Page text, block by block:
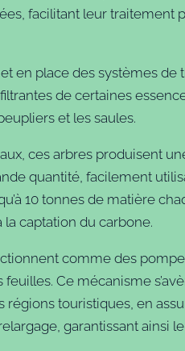
facilitant leur traitement
en place des systèmes de
de certaines
et les saules.
ces arbres produisent
quantité, facilement
10 tonnes de matière
captation du carbone.
comme des
feuilles. Ce mécanisme
régions touristiques, en
garantissant ainsi